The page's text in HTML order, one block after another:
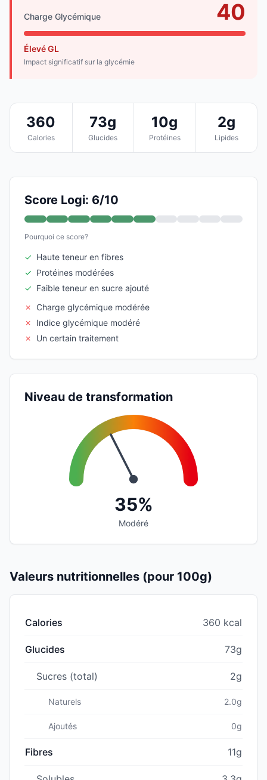
Charge Glycémique 40
Élevé GL
Impact significatif sur la glycémie
360
Calories
73g
Glucides
10g
Protéines
2g
Lipides
Score Logi: 6/10
Pourquoi ce score?
✓ Haute teneur en fibres
✓ Protéines modérées
✓ Faible teneur en sucre ajouté
✗
Charge glycémique modérée
✗
Indice glycémique modéré
✗
Un certain traitement
Niveau de transformation
35%
Modéré
Valeurs nutritionnelles (pour 100g)
Calories 360 kcal
Glucides 73g
Sucres (total) 2g
Naturels 2.0g
Ajoutés 0g
Fibres 11g